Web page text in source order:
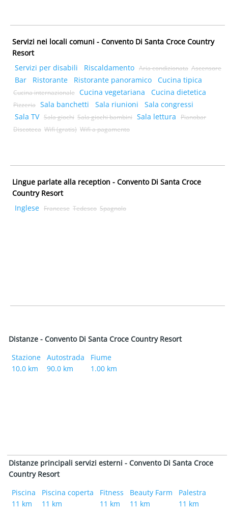
Servizi nei locali comuni - Convento Di Santa Croce Country
Resort
Servizi per disabili
Riscaldamento Aria condizionata Ascensore
Bar Ristorante Ristorante panoramico Cucina tipica
Cucina internazionale Cucina vegetariana Cucina dietetica
Pizzeria Sala banchetti Sala riunioni
Sala congressi
Sala TV Sala giochi Sala giochi bambini Sala lettura
Pianobar
Discoteca Wifi (gratis) Wifi a pagamento
Lingue parlate alla reception - Convento Di Santa Croce
Country Resort
Inglese Francese Tedesco Spagnolo
Distanze - Convento Di Santa Croce Country Resort
Stazione
10.0 km
Autostrada
90.0 km
Fiume
1.00 km
Distanze principali servizi esterni - Convento Di Santa Croce
Country Resort
Piscina
11 km
Piscina coperta
11 km
Fitness
11 km
Beauty Farm
11 km
Palestra
11 km